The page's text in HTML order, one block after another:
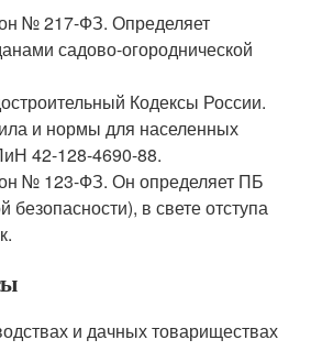
№ 217-ФЗ. Определяет
садово-огороднической
Кодексы России.
и нормы для населенных
42-128-4690-88.
№ 123-ФЗ. Он определяет ПБ
безопасности), в свете отступа
и дачных товариществах